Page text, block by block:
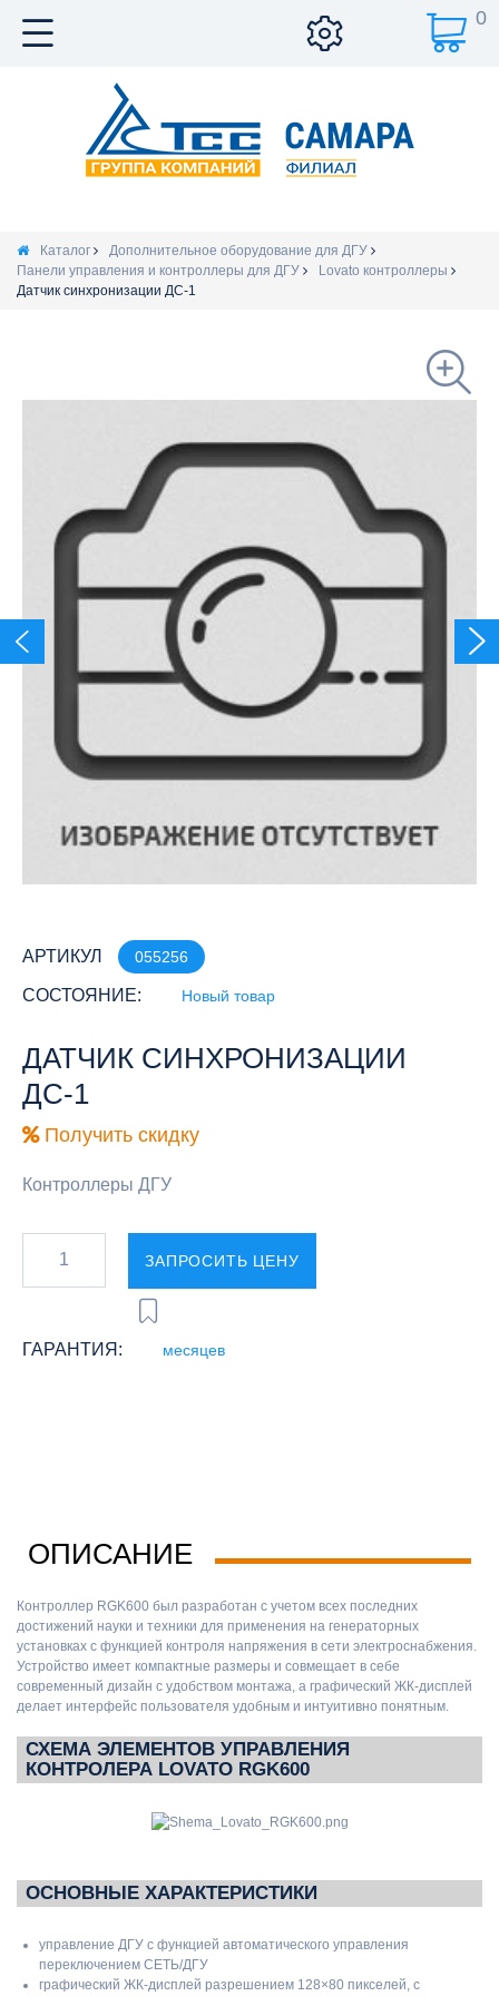
0
Каталог
Дополнительное оборудование для ДГУ
Панели управления и контроллеры для ДГУ
Lovato контроллеры
Датчик синхронизации ДС-1
АРТИКУЛ 055256
СОСТОЯНИЕ: Новый товар
ДАТЧИК СИНХРОНИЗАЦИИ
ДС-1
Получить скидку
Контроллеры ДГУ
ЗАПРОСИТЬ ЦЕНУ
ГАРАНТИЯ: месяцев
ОПИСАНИЕ
Контроллер RGK600 был разработан с учетом всех последних
достижений науки и техники для применения на генераторных
установках с функцией контроля напряжения в сети электроснабжения.
Устройство имеет компактные размеры и совмещает в себе
современный дизайн с удобством монтажа, а графический ЖК-дисплей
делает интерфейс пользователя удобным и интуитивно понятным.
СХЕМА ЭЛЕМЕНТОВ УПРАВЛЕНИЯ
КОНТРОЛЕРА LOVATO RGK600
ОСНОВНЫЕ ХАРАКТЕРИСТИКИ
управление ДГУ с функцией автоматического управления
переключением СЕТЬ/ДГУ
графический ЖК-дисплей разрешением 128×80 пикселей, с